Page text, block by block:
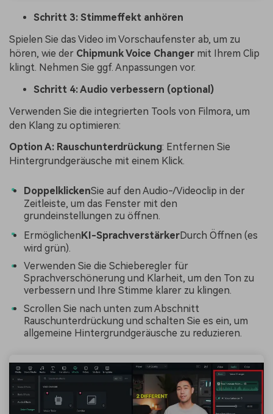
Schritt 3: Stimmeffekt anhören
Spielen Sie das Video im Vorschaufenster ab, um zu
hören, wie der Chipmunk Voice Changer mit Ihrem Clip
klingt. Nehmen Sie ggf. Anpassungen vor.
Schritt 4: Audio verbessern (optional)
Verwenden Sie die integrierten Tools von Filmora, um
den Klang zu optimieren:
Option A: Rauschunterdrückung: Entfernen Sie
Hintergrundgeräusche mit einem Klick.
DoppelklickenSie auf den Audio-/Videoclip in der
Zeitleiste, um das Fenster mit den
grundeinstellungen zu öffnen.
ErmöglichenKI-SprachverstärkerDurch Öffnen (es
wird grün).
Verwenden Sie die Schieberegler für
Sprachverschönerung und Klarheit, um den Ton zu
verbessern und Ihre Stimme klarer zu klingen.
Scrollen Sie nach unten zum Abschnitt
Rauschunterdrückung und schalten Sie es ein, um
allgemeine Hintergrundgeräusche zu reduzieren.